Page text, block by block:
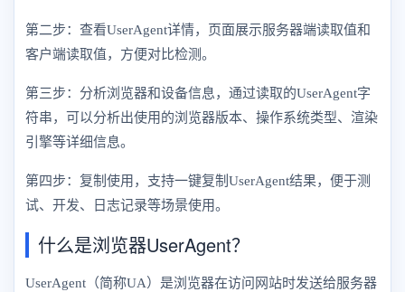
第二步：查看UserAgent详情，页面展示服务器端读取值和
客户端读取值，方便对比检测。
第三步：分析浏览器和设备信息，通过读取的UserAgent字
符串，可以分析出使用的浏览器版本、操作系统类型、渲染
引擎等详细信息。
第四步：复制使用，支持一键复制UserAgent结果，便于测
试、开发、日志记录等场景使用。
什么是浏览器UserAgent？
UserAgent（简称UA）是浏览器在访问网站时发送给服务器